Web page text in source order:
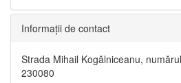
Informaţii de contact
Strada Mihail Kogălniceanu,
230080